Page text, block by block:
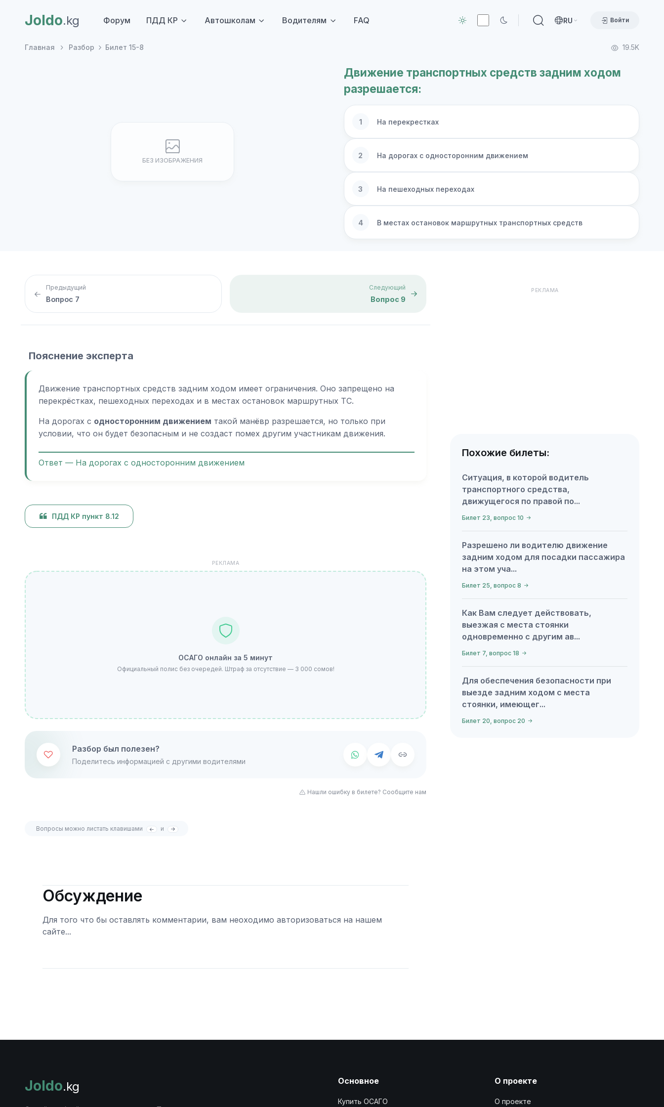
Joldo.kg RU Войти
Форум ПДД КР Автошколам Водителям FAQ
Главная Разбор Билет 15-8 19.5K
БЕЗ ИЗОБРАЖЕНИЯ
Движение транспортных средств задним ходом
разрешается:
1 На перекрестках
2 На дорогах с односторонним движением
3 На пешеходных переходах
4 В местах остановок маршрутных транспортных средств
Предыдущий
Вопрос 7
Следующий
Вопрос 9
Пояснение эксперта
Движение транспортных средств задним ходом имеет ограничения. Оно запрещено на
перекрёстках, пешеходных переходах и в местах остановок маршрутных ТС.
На дорогах с односторонним движением такой манёвр разрешается, но только при
условии, что он будет безопасным и не создаст помех другим участникам движения.
Ответ — На дорогах с односторонним движением
ПДД КР пункт 8.12
РЕКЛАМА
ОСАГО онлайн за 5 минут
Официальный полис без очередей. Штраф за отсутствие — 3 000 сомов!
Разбор был полезен?
Поделитесь информацией с другими водителями
Нашли ошибку в билете? Сообщите нам
Вопросы можно листать клавишами и
Обсуждение
Для того что бы оставлять комментарии, вам неоходимо авторизоваться на нашем
сайте...
РЕКЛАМА
Похожие билеты:
Ситуация, в которой водитель
транспортного средства,
движущегося по правой по...
Билет 23, вопрос 10
Разрешено ли водителю движение
задним ходом для посадки пассажира
на этом уча...
Билет 25, вопрос 8
Как Вам следует действовать,
выезжая с места стоянки
одновременно с другим ав...
Билет 7, вопрос 18
Для обеспечения безопасности при
выезде задним ходом с места
стоянки, имеющег...
Билет 20, вопрос 20
Joldo.kg Основное
Купить ОСАГО
О проекте
О проекте